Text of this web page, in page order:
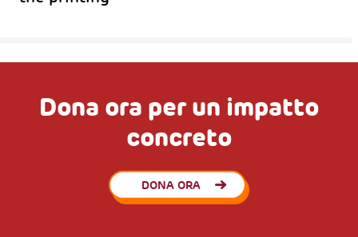
Dona ora per un impatto
concreto
DONA ORA